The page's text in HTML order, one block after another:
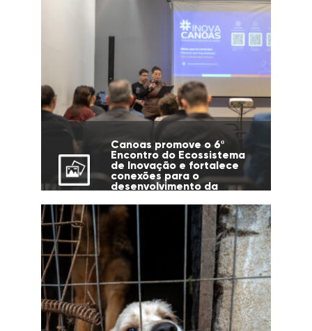
Canoas promove o 6º
Encontro do Ecossistema
de Inovação e fortalece
conexões para o
desenvolvimento da